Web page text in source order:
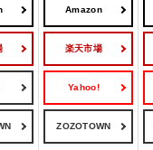
Amazon
楽天市場
Yahoo!
ZOZOTOWN